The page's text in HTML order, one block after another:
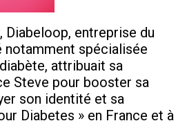
Diabeloop, entreprise du
notamment spécialisée
attribuait sa
Steve pour booster sa
son identité et sa
Diabetes » en France et à